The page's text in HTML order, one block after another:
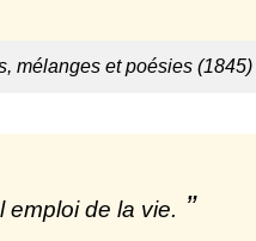
mélanges et poésies (1845)
emploi de la vie.